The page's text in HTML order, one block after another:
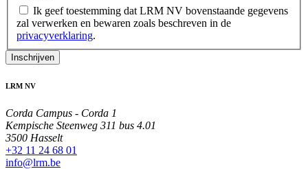
Ik geef toestemming dat LRM NV bovenstaande gegevens
zal verwerken en bewaren zoals beschreven in de
privacyverklaring.
Inschrijven
LRM NV
Corda Campus - Corda 1
Kempische Steenweg 311 bus 4.01
3500 Hasselt
+32 11 24 68 01
info@lrm.be